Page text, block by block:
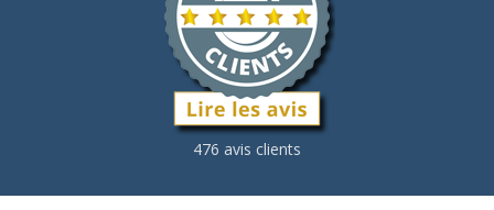
476 avis clients